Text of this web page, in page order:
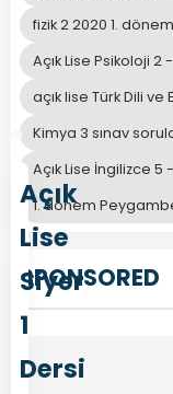
Önceki
Açık
Lise
Siyer
1
Dersi
fizik 2 2020 1. dönem
Açık Lise Psikoloji 2
açık lise Türk Dili ve
Kimya 3 sınav
Açık Lise İngilizce 5
1. dönem
SPONSORED